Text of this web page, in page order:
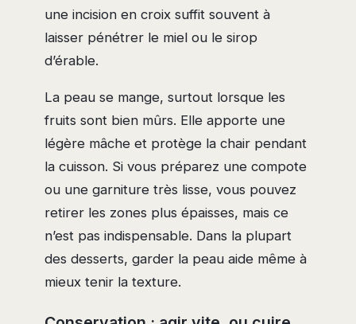
une incision en croix suffit souvent à
laisser pénétrer le miel ou le sirop
d’érable.
La peau se mange, surtout lorsque les
fruits sont bien mûrs. Elle apporte une
légère mâche et protège la chair pendant
la cuisson. Si vous préparez une compote
ou une garniture très lisse, vous pouvez
retirer les zones plus épaisses, mais ce
n’est pas indispensable. Dans la plupart
des desserts, garder la peau aide même à
mieux tenir la texture.